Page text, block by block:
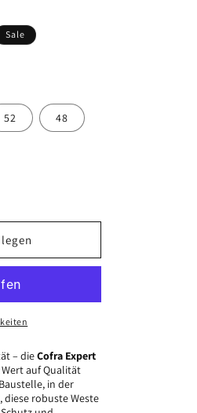
Sale
52 48
– dieCofra Expert
auf Qualität
in der
robuste Weste